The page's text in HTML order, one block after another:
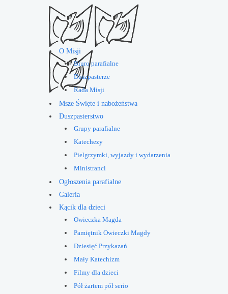
O Misji
Biuro parafialne
Duszpasterze
Rada Misji
Msze Święte i nabożeństwa
Duszpasterstwo
Grupy parafialne
Katechezy
Pielgrzymki, wyjazdy i wydarzenia
Ministranci
Ogłoszenia parafialne
Galeria
Kącik dla dzieci
Owieczka Magda
Pamiętnik Owieczki Magdy
Dziesięć Przykazań
Mały Katechizm
Filmy dla dzieci
Pół żartem pół serio